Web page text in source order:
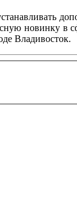
новинку в
Владивосток.